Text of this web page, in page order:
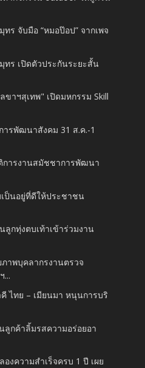
ทร จับมือ “หมอป๊อป” จากเพจ
ทร เปิดตัวประกันระยะสั้น
ขาฯสุเทพ" เปิดมหกรรม Skill
รพัฒนาสังคม 31 ส.ค.-1
การงานสมัชชาการพัฒนา
ป็นอยู่ที่ดีให้ประชาชน
กทุ่งตบเท้าเข้าร่วมงาน
าพบุคลากรงานตรวจ
...
ไทย – เมียนมา หนุนการบริ
ลูกค้าลิ้มรสความอร่อยอา
งความสำเร็จครบ 1 ปี เผย